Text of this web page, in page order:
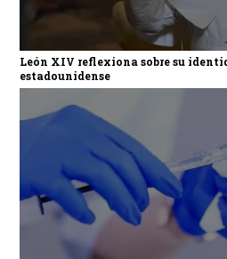
León XIV reflexiona sobre su
estadounidense